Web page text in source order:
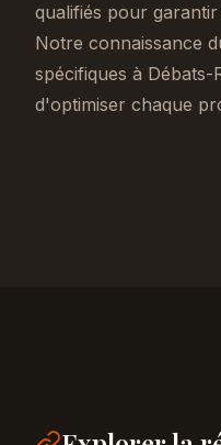
qualifiés pour garantir
Notre connaissance
spécifiques à
d'optimiser chaque